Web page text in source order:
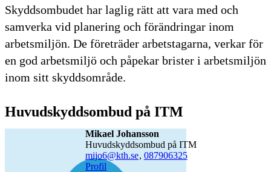
Skyddsombudet har laglig rätt att vara med och
samverka vid planering och förändringar inom
arbetsmiljön. De företräder arbetstagarna, verkar för
en god arbetsmiljö och påpekar brister i arbetsmiljön
inom sitt skyddsområde.
Huvudskyddsombud på ITM
Mikael Johansson
Huvudskyddsombud på ITM
mijo6@kth.se, 087906325
Profil